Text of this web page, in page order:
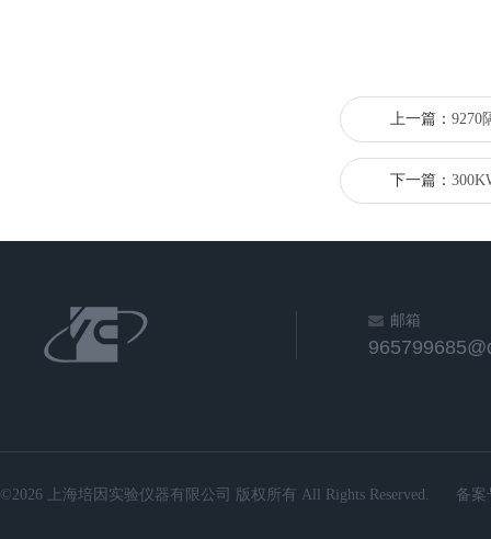
上一篇： 9270
下一篇：
邮箱
©2026 上海培因实验仪器有限公司 版权所有 All Rights Reserved. 备案